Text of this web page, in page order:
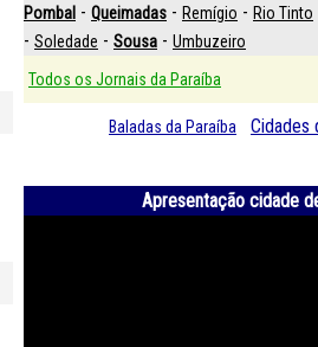
Pombal - Queimadas - Remígio - Rio Tinto
- Soledade - Sousa - Umbuzeiro
Todos os Jornais da Paraíba
Baladas da Paraíba Cidades
Apresentação cidade